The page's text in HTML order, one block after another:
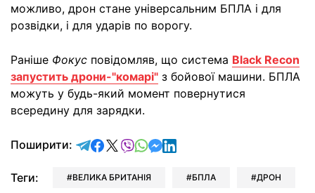
можливо, дрон стане універсальним БПЛА і для
розвідки, і для ударів по ворогу.
Раніше Фокус повідомляв, що система Black Recon
запустить дрони-"комарі" з бойової машини. БПЛА
можуть у будь-який момент повернутися
всередину для зарядки.
Поширити: відправити у Telegram
поділитись у Facebook
поділитись у X
відправити у Viber
відправити у Whatsapp
відправити у Messenger
відправити у LinkedIn
Теги: ВЕЛИКА БРИТАНІЯ БПЛА ДРОН